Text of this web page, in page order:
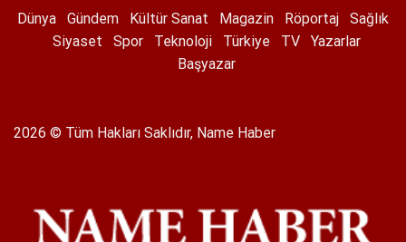
Dünya Gündem Kültür Sanat Magazin Röportaj
Sağlık
Siyaset
Spor Teknoloji Türkiye TV
Yazarlar
Başyazar
2026 © Tüm Hakları Saklıdır, Name Haber